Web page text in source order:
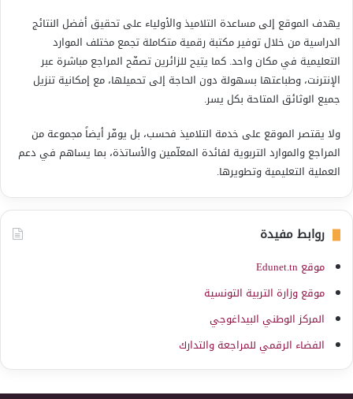
يهدف الموقع إلى مساعدة التلاميذ والأولياء على تحقيق أفضل النتائج
الدراسية من خلال توفير مكتبة رقمية متكاملة تجمع مختلف الموارد
التعليمية في مكان واحد. كما يتيح للزائرين تصفّح المراجع مباشرة عبر
الإنترنت، وطباعتها بسهولة دون الحاجة إلى تحميلها، مع إمكانية تنزيل
جميع الوثائق المتاحة بكل يسر.
ولا يقتصر الموقع على خدمة التلاميذ فحسب، بل يوفّر أيضاً مجموعة من
المراجع والموارد التربوية لفائدة المعلّمين والأساتذة، بما يساهم في دعم
العملية التعليمية وتطويرها.
روابط مفيدة
موقع Edunet.tn
موقع وزارة التربية التونسية
المركز الوطني البيداغوجي
الفضاء الرقمي للمراجعة والتدارك